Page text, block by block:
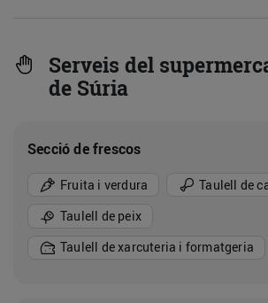
Serveis del
de Súria
Secció de frescos
Fruita i verdura
Taulell de
Taulell de peix
Taulell de xarcuteria i formatgeria